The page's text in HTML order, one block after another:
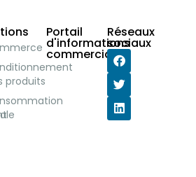
produits
Portail
d'informations
commerciales
Réseaux
sociaux